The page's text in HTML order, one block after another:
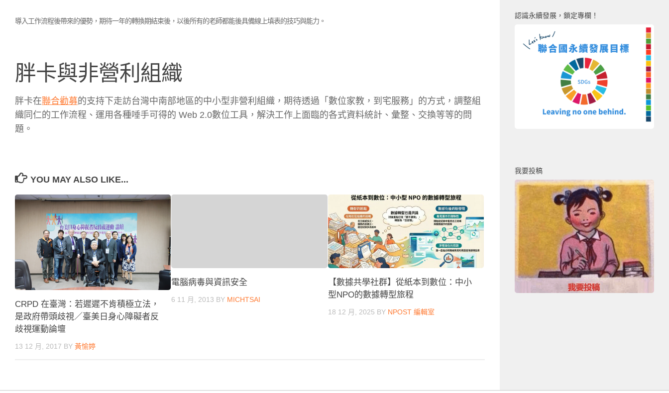
導入工作流程後帶來的優勢，期待一年的轉換期結束後，以後所有的老師都能後具備線上填表的技巧與能力。
胖卡與非營利組織
胖卡在聯合勸募的支持下走訪台灣中南部地區的中小型非營利組織，期待透過「數位家教，到宅服務」的方式，調整組
織同仁的工作流程、運用各種唾手可得的 Web 2.0數位工具，解決工作上面臨的各式資料統計、彙整、交換等等的問
題。
YOU MAY ALSO LIKE...
CRPD 在臺灣：若遲遲不肯積極立法，
是政府帶頭歧視／臺美日身心障礙者反
歧視運動論壇
13 12 月, 2017 BY 黃愉婷
電腦病毒與資訊安全
6 11 月, 2013 BY MICHTSAI
【數據共學社群】從紙本到數位：中小
型NPO的數據轉型旅程
18 12 月, 2025 BY NPOST 編輯室
認識永續發展，鎖定專欄！
我要投稿